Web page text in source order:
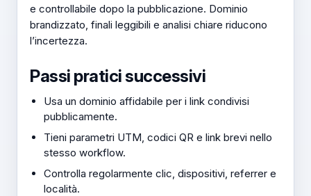
e controllabile dopo la pubblicazione. Dominio
brandizzato, finali leggibili e analisi chiare riducono
l’incertezza.
Passi pratici successivi
Usa un dominio affidabile per i link condivisi
pubblicamente.
Tieni parametri UTM, codici QR e link brevi nello
stesso workflow.
Controlla regolarmente clic, dispositivi, referrer e
località.